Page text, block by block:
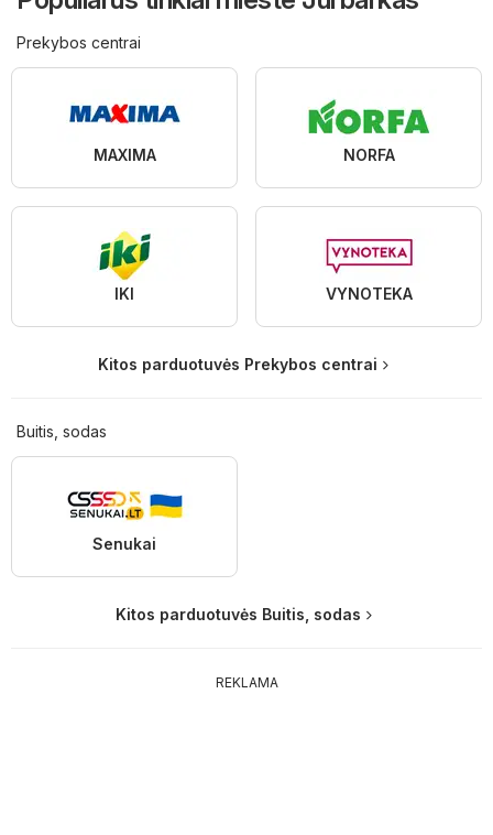
Prekybos centrai
MAXIMA NORFA
IKI VYNOTEKA
Kitos parduotuvės Prekybos centrai
Buitis, sodas
Senukai
Kitos parduotuvės Buitis, sodas
REKLAMA